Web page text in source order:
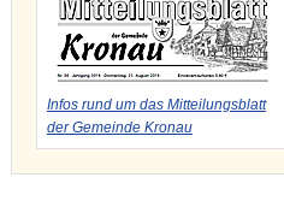
Infos rund um das Mitteilungsblatt
der Gemeinde Kronau